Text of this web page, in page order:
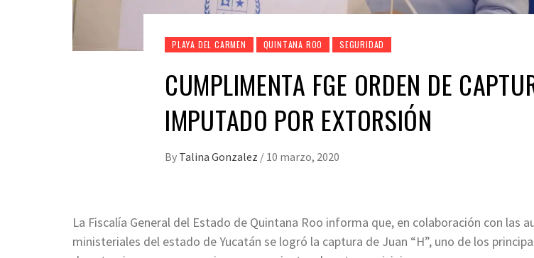
PLAYA DEL CARMEN QUINTANA ROO SEGURIDAD
CUMPLIMENTA FGE ORDEN DE
IMPUTADO POR EXTORSIÓN
By Talina Gonzalez / 10 marzo, 2020
La Fiscalía General del Estado de Quintana Roo informa que, en colaboración con las
ministeriales del estado de Yucatán se logró la captura de Juan “H”, uno de los